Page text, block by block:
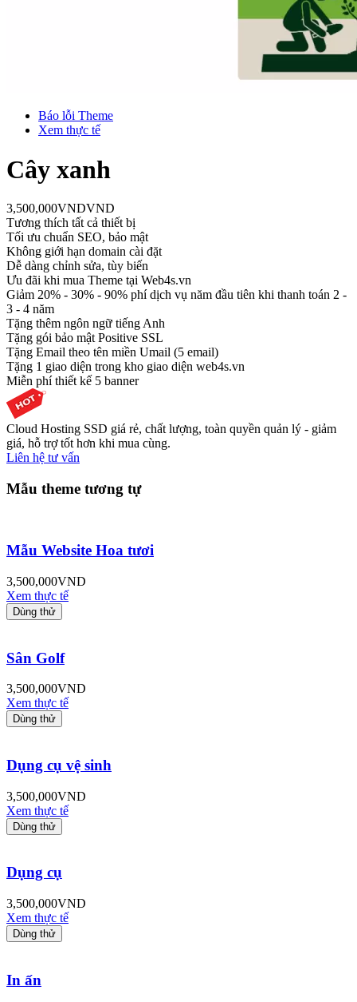
Báo lỗi Theme
Xem thực tế
Cây xanh
3,500,000VNDVND
Tương thích tất cả thiết bị
Tối ưu chuẩn SEO, bảo mật
Không giới hạn domain cài đặt
Dễ dàng chỉnh sửa, tùy biến
Ưu đãi khi mua Theme tại Web4s.vn
Giảm 20% - 30% - 90% phí dịch vụ năm đầu tiên khi thanh toán 2 -
3 - 4 năm
Tặng thêm ngôn ngữ tiếng Anh
Tặng gói bảo mật Positive SSL
Tặng Email theo tên miền Umail (5 email)
Tặng 1 giao diện trong kho giao diện web4s.vn
Miễn phí thiết kế 5 banner
Cloud Hosting SSD giá rẻ, chất lượng, toàn quyền quản lý - giảm
giá, hỗ trợ tốt hơn khi mua cùng.
Liên hệ tư vấn
Mẫu theme tương tự
Mẫu Website Hoa tươi
3,500,000VND
Xem thực tế
Dùng thử
Sân Golf
3,500,000VND
Xem thực tế
Dùng thử
Dụng cụ vệ sinh
3,500,000VND
Xem thực tế
Dùng thử
Dụng cụ
3,500,000VND
Xem thực tế
Dùng thử
In ấn